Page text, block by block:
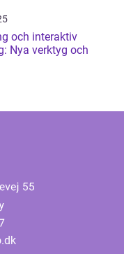
och interaktiv
Nya verktyg och